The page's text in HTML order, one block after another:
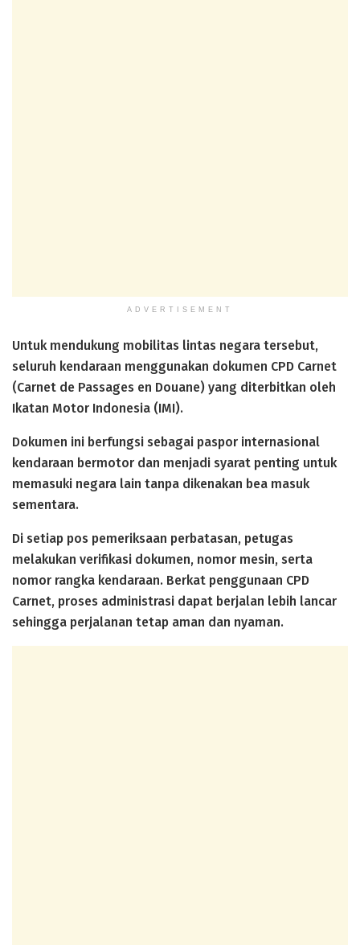
ADVERTISEMENT
Untuk mendukung mobilitas lintas negara tersebut,
seluruh kendaraan menggunakan dokumen CPD Carnet
(Carnet de Passages en Douane) yang diterbitkan oleh
Ikatan Motor Indonesia (IMI).
Dokumen ini berfungsi sebagai paspor internasional
kendaraan bermotor dan menjadi syarat penting untuk
memasuki negara lain tanpa dikenakan bea masuk
sementara.
Di setiap pos pemeriksaan perbatasan, petugas
melakukan verifikasi dokumen, nomor mesin, serta
nomor rangka kendaraan. Berkat penggunaan CPD
Carnet, proses administrasi dapat berjalan lebih lancar
sehingga perjalanan tetap aman dan nyaman.